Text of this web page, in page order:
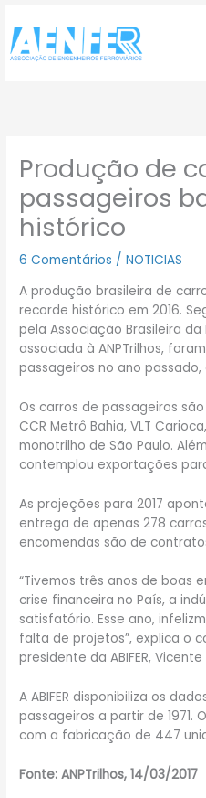
para
conteúdo
Produção de
passageiros
histórico
6 Comentários /NOTICIAS
A produção brasileira de
recorde histórico em 2016.
pela Associação Brasileira da
associada à ANPTrilhos,
passageiros no ano passado,
Os carros de passageiros
CCR Metrô Bahia, VLT
monotrilho de São Paulo.
contemplou exportações
As projeções para 2017
entrega de apenas 278
encomendas são de
“Tivemos três anos de boas
crise financeira no País, a
satisfatório. Esse ano,
falta de projetos”, explica o
presidente da ABIFER,
A ABIFER disponibiliza os
passageiros a partir de 1971.
com a fabricação de 447
Fonte: ANPTrilhos, 14/03/2017